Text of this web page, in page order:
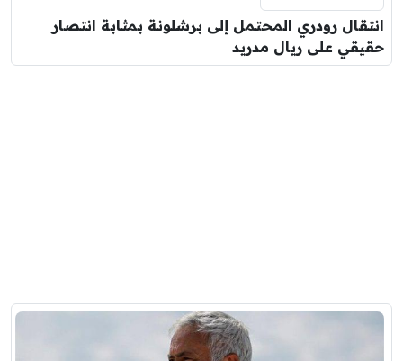
انتقال رودري المحتمل إلى برشلونة بمثابة انتصار
حقيقي على ريال مدريد